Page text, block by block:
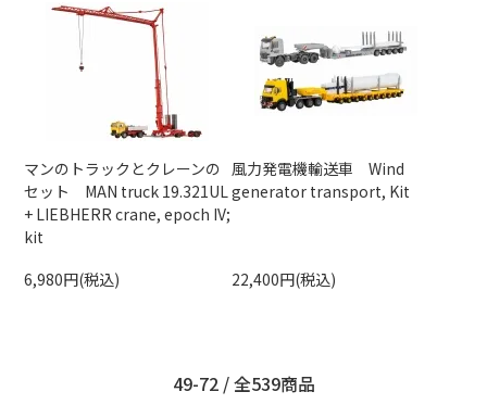
マンのトラックとクレーンの
セット MAN truck 19.321UL
+ LIEBHERR crane, epoch IV;
kit
6,980円(税込)
風力発電機輸送車 Wind
generator transport, Kit
22,400円(税込)
49-72 / 全539商品